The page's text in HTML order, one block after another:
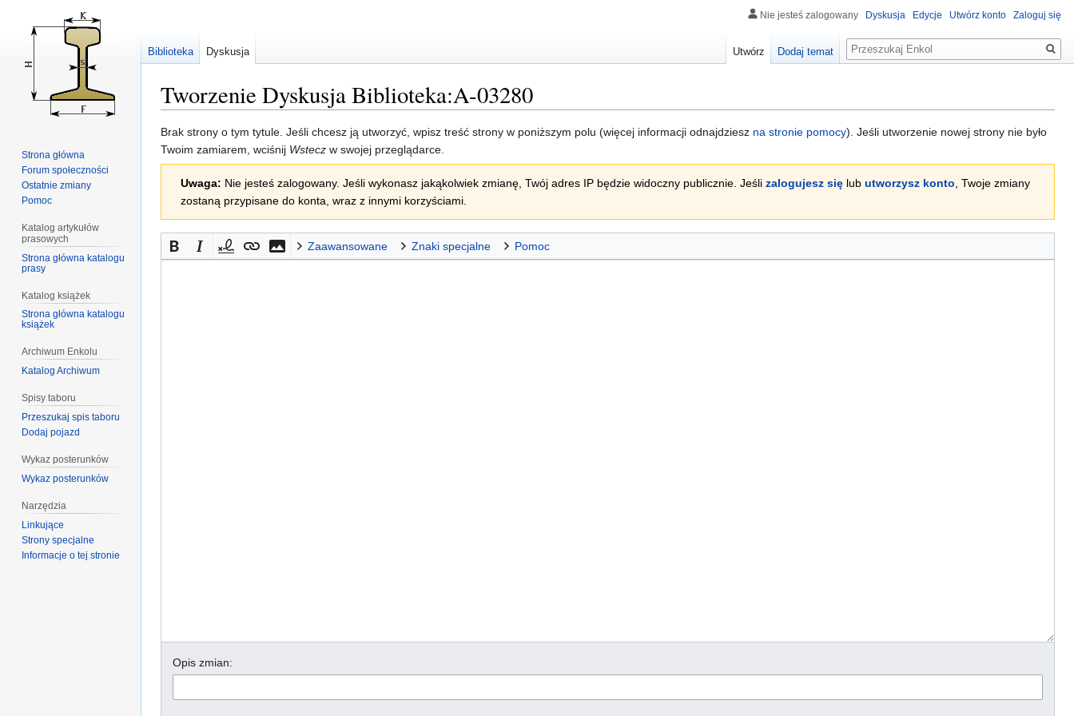
Tworzenie Dyskusja Biblioteka:A-03280
Przejdź
do
nawigacji
Przejdź
do
wyszukiwania
Brak strony o tym tytule. Jeśli chcesz ją utworzyć, wpisz treść strony w poniższym polu (więcej informacji odnajdziesz na stronie pomocy). Jeśli utworzenie nowej strony nie było
Twoim zamiarem, wciśnij Wstecz w swojej przeglądarce.
Uwaga: Nie jesteś zalogowany. Jeśli wykonasz jakąkolwiek zmianę, Twój adres IP będzie widoczny publicznie. Jeśli zalogujesz się lub utworzysz konto, Twoje zmiany
zostaną przypisane do konta, wraz z innymi korzyściami.
Zaawansowane Znaki specjalne Pomoc
Opis zmian:
Nie jesteś zalogowany Dyskusja Edycje Utwórz konto Zaloguj się
Biblioteka Dyskusja Utwórz Dodaj temat
Szukaj
Strona główna
Forum społeczności
Ostatnie zmiany
Pomoc
Katalog artykułów
prasowych
Strona główna katalogu
prasy
Katalog książek
Strona główna katalogu
książek
Archiwum Enkolu
Katalog Archiwum
Spisy taboru
Przeszukaj spis taboru
Dodaj pojazd
Wykaz posterunków
Wykaz posterunków
Narzędzia
Linkujące
Strony specjalne
Informacje o tej stronie